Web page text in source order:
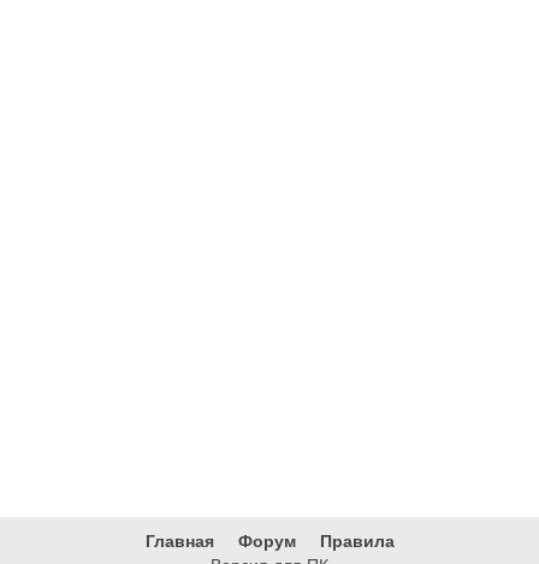
Главная Форум
Правила